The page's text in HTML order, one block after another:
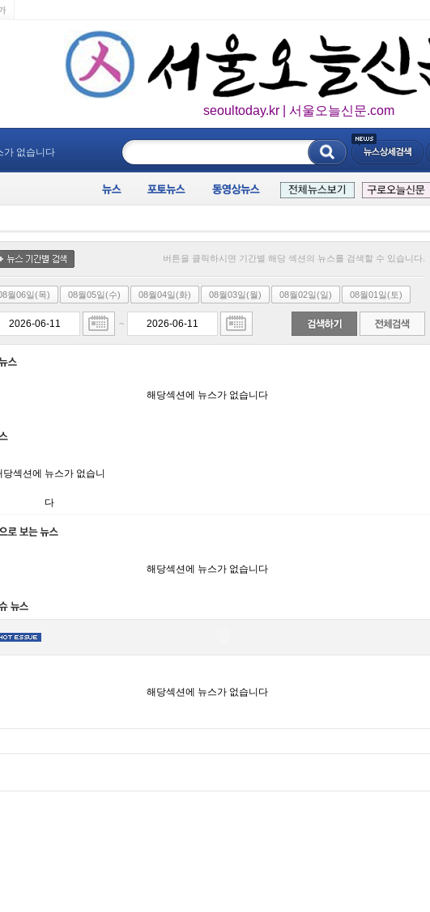
seoultoday.kr | 서울오늘신문.com
가 없습니다
버튼을 클릭하시면 기간별 해당 섹션의 뉴스를 검색할 수 있습니다.
월06일(목) 08월05일(수) 08월04일(화) 08월03일(월) 08월02일(일) 08월01일(토)
~
해당섹션에 뉴스가 없습니다
당섹션에 뉴스가 없습니
다
해당섹션에 뉴스가 없습니다
해당섹션에 뉴스가 없습니다